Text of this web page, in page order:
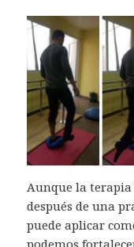
Aunque la terapia
después de una
puede aplicar